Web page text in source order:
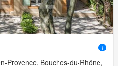
Provence, Bouches-du-Rhône,